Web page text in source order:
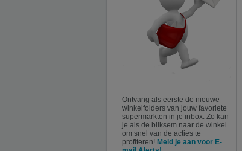
Ontvang als eerste de nieuwe
winkelfolders van jouw favoriete
supermarkten in je inbox. Zo kan
je als de bliksem naar de winkel
om snel van de acties te
profiteren! Meld je aan voor E-